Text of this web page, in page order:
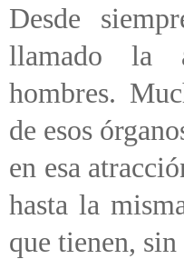
Desde
llamado la
hombres.
de esos
en esa
hasta la
que tienen,